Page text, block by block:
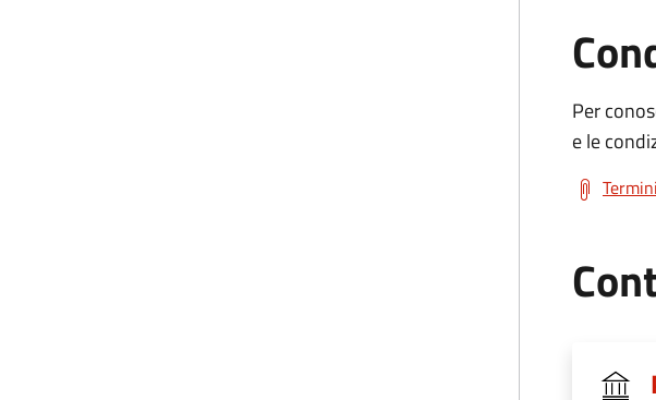
Per
e le